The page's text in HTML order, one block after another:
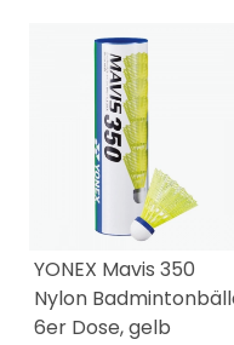
YONEX Mavis 350
Nylon
6er Dose, gelb